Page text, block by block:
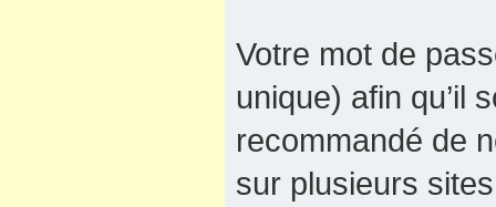
Votre mot de
unique) afin qu’il
recommandé de
sur plusieurs